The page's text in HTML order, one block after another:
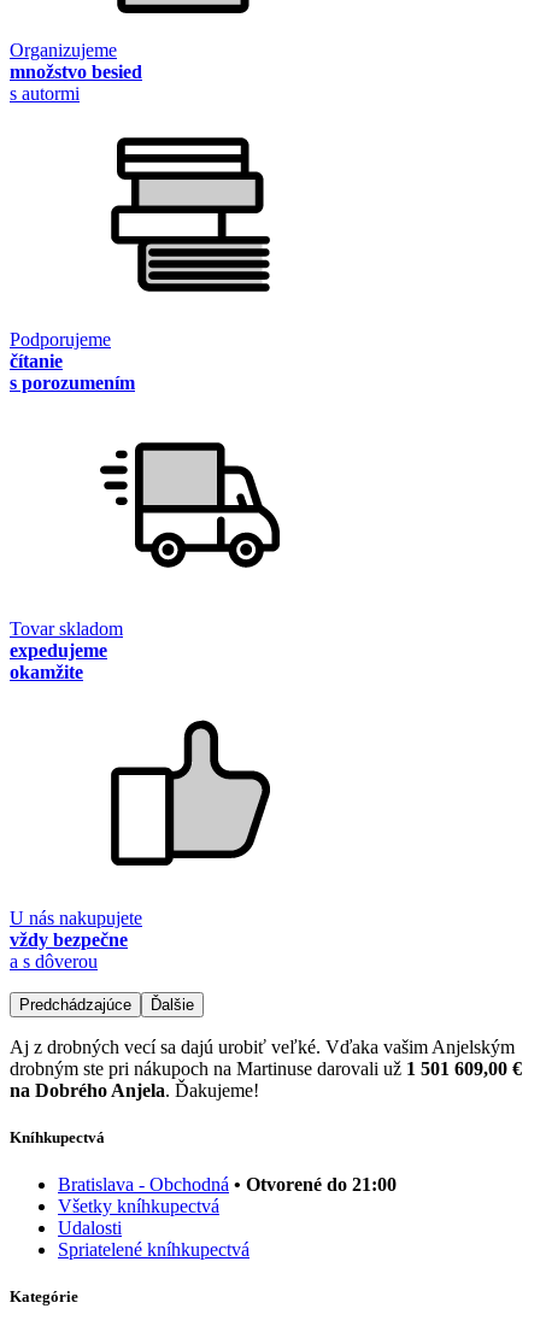
Organizujeme
množstvo besied
s autormi
Podporujeme
čítanie
s porozumením
Tovar skladom
expedujeme
okamžite
U nás nakupujete
vždy bezpečne
a s dôverou
Predchádzajúce Ďalšie
Aj z drobných vecí sa dajú urobiť veľké. Vďaka vašim Anjelským
drobným ste pri nákupoch na Martinuse darovali už 1 501 609,00 €
na Dobrého Anjela. Ďakujeme!
Kníhkupectvá
Bratislava - Obchodná • Otvorené do 21:00
Všetky kníhkupectvá
Udalosti
Spriatelené kníhkupectvá
Kategórie